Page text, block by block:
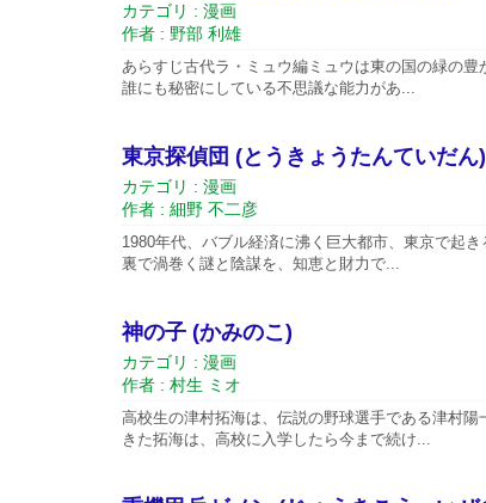
カテゴリ : 漫画
作者 : 野部 利雄
あらすじ古代ラ・ミュウ編ミュウは東の国の緑の豊
誰にも秘密にしている不思議な能力があ...
東京探偵団 (とうきょうたんていだん)
カテゴリ : 漫画
作者 : 細野 不二彦
1980年代、バブル経済に沸く巨大都市、東京で起
裏で渦巻く謎と陰謀を、知恵と財力で...
神の子 (かみのこ)
カテゴリ : 漫画
作者 : 村生 ミオ
高校生の津村拓海は、伝説の野球選手である津村
きた拓海は、高校に入学したら今まで続け...